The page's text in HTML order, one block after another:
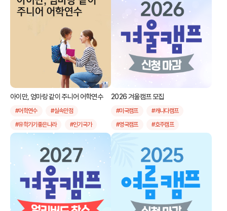
#캐나다고등학교졸업장
#온타리오주크레딧학교
#온타리오주고교졸업장
#국제사립고등학교
#토론토대학
#워털루대학
#맥마스터대학교
#UT
#Waterloo
#McMaster
#BICC
#UMC
#TAIE
#테이
아이만, 엄마랑 같이 주니어 어학연수
#어학연수
#실속만점
#유학가기좋은나라
#인기국가
#워킹홀리데이
#캐나다유학
#캐나다어학연수
#호주어학연수
#뉴질랜드유학
#뉴질랜드어학연수
#가족동반어학연수
2026 겨울캠프 모집
#미국캠프
#캐나다캠프
#영국캠프
#호주캠프
#싱가폴캠프
#말레이시아캠프
#인도네시아캠프
#주니어영어
#스쿨링
#대학투어
#방학캠프
#초중고캠프